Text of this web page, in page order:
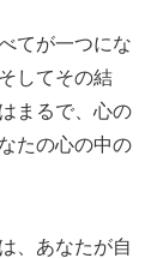
てが一つにな
してその結
まるで、心の
たの心の中の
、あなたが自